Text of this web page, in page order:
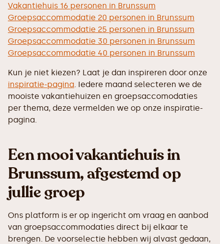
Vakantiehuis 16 personen in Brunssum
Groepsaccommodatie 20 personen in Brunssum
Groepsaccommodatie 25 personen in Brunssum
Groepsaccommodatie 30 personen in Brunssum
Groepsaccommodatie 40 personen in Brunssum
Kun je niet kiezen? Laat je dan inspireren door onze
inspiratie-pagina . Iedere maand selecteren we de
mooiste vakantiehuizen en groepsaccomodaties
per thema, deze vermelden we op onze inspiratie-
pagina.
Een mooi vakantiehuis in
Brunssum, afgestemd op
jullie groep
Ons platform is er op ingericht om vraag en aanbod
van groepsaccommodaties direct bij elkaar te
brengen. De voorselectie hebben wij alvast gedaan,